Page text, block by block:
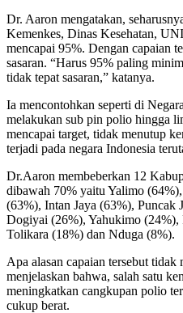
Dr. Aaron mengatakan,
Kemenkes, Dinas Kesehatan,
mencapai 95%. Dengan capaian
sasaran. “Harus 95% paling
tidak tepat sasaran,” katanya.
Ia mencontohkan seperti di
melakukan sub pin polio hingga
mencapai target, tidak menutup
terjadi pada negara Indonesia
Dr.Aaron membeberkan 12
dibawah 70% yaitu Yalimo
(63%), Intan Jaya (63%),
Dogiyai (26%), Yahukimo (24%),
Tolikara (18%) dan Nduga (8%).
Apa alasan capaian tersebut
menjelaskan bahwa, salah satu
meningkatkan cangkupan polio
cukup berat.